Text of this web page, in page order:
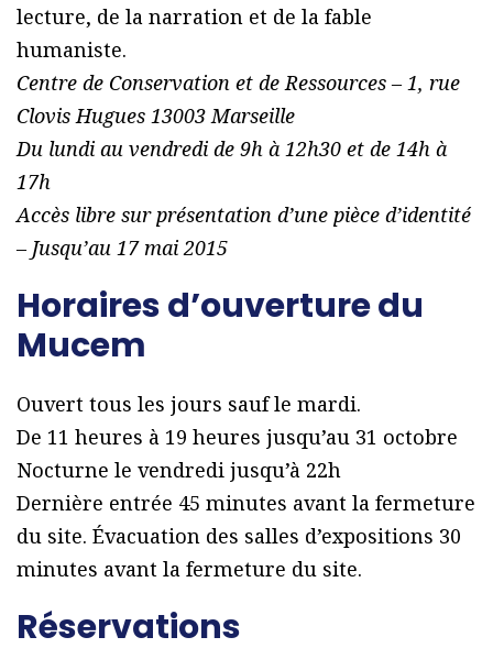
lecture, de la narration et de la fable
humaniste.
Centre de Conservation et de Ressources – 1, rue
Clovis Hugues 13003 Marseille
Du lundi au vendredi de 9h à 12h30 et de 14h à
17h
Accès libre sur présentation d’une pièce d’identité
– Jusqu’au 17 mai 2015
Horaires d’ouverture du
Mucem
Ouvert tous les jours sauf le mardi.
De 11 heures à 19 heures jusqu’au 31 octobre
Nocturne le vendredi jusqu’à 22h
Dernière entrée 45 minutes avant la fermeture
du site. Évacuation des salles d’expositions 30
minutes avant la fermeture du site.
Réservations